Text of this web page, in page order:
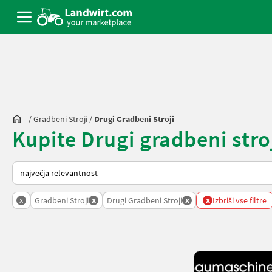
/Gradbeni Stroji / Drugi Gradbeni Stroji
Kupite Drugi gradbeni
Tako je razvrščeno na Landwirt.com
x Gradbeni Stroji x Drugi Gradbeni Stroji x x Izbriši vse filtre